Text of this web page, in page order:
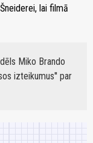
lai filmā
Miko Brando
izteikumus'' par